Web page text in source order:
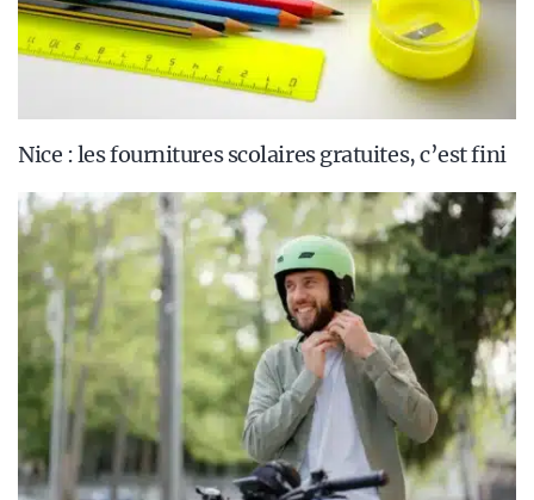
Nice : les fournitures scolaires gratuites, c’est fini